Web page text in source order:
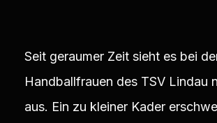
Seit geraumer Zeit sieht es bei
Handballfrauen des TSV Lindau
aus. Ein zu kleiner Kader